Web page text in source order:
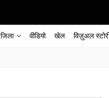
जिला वीडियो खेल विज़ुअल